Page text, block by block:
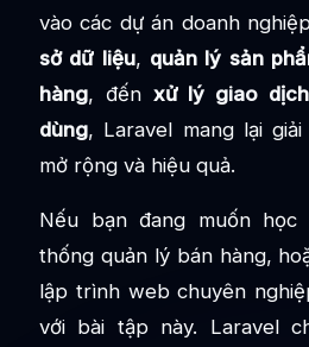
vào các dự án doanh
sở dữ liệu, quản lý sản
hàng, đến xử lý giao
dùng, Laravel mang lại
mở rộng và hiệu quả.
Nếu bạn đang muốn
thống quản lý bán hàng,
lập trình web chuyên
với bài tập này. Laravel